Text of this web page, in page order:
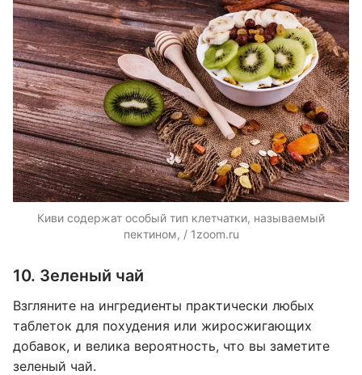
Киви содержат особый тип клетчатки, называемый
пектином, / 1zoom.ru
10. Зеленый чай
Взгляните на ингредиенты практически любых
таблеток для похудения или жиросжигающих
добавок, и велика вероятность, что вы заметите
зеленый чай.